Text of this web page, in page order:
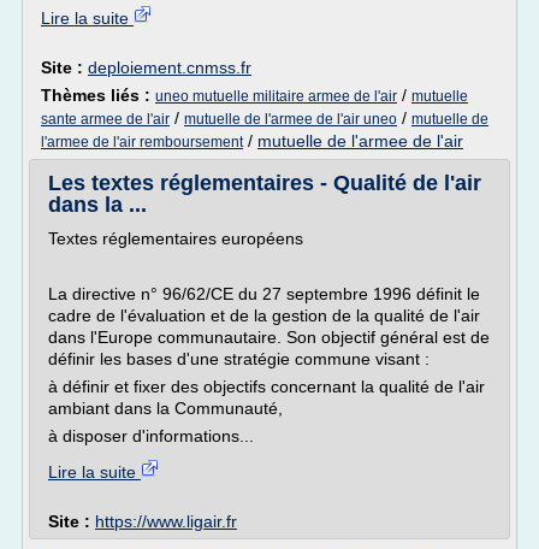
Lire la suite
Site : deploiement.cnmss.fr
Thèmes liés : uneo mutuelle militaire armee de l'air / mutuelle
sante armee de l'air / mutuelle de l'armee de l'air uneo / mutuelle de
l'armee de l'air remboursement/ mutuelle de l'armee de l'air
Les textes réglementaires - Qualité de l'air
dans la ...
Textes réglementaires européens
La directive n° 96/62/CE du 27 septembre 1996 définit le
cadre de l'évaluation et de la gestion de la qualité de l'air
dans l'Europe communautaire. Son objectif général est de
définir les bases d'une stratégie commune visant :
à définir et fixer des objectifs concernant la qualité de l'air
ambiant dans la Communauté,
à disposer d'informations...
Lire la suite
Site : https://www.ligair.fr